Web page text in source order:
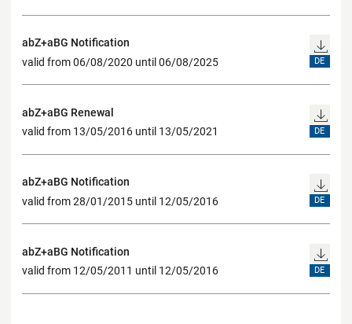
abZ+aBG Notification
valid from 06/08/2020 until 06/08/2025
DE
abZ+aBG Renewal
valid from 13/05/2016 until 13/05/2021
DE
abZ+aBG Notification
valid from 28/01/2015 until 12/05/2016
DE
abZ+aBG Notification
valid from 12/05/2011 until 12/05/2016
DE